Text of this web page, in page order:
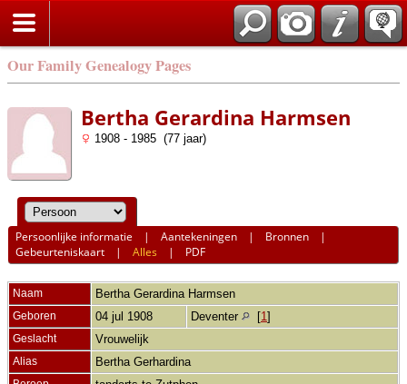
Our Family Genealogy Pages
Bertha Gerardina Harmsen
1908 - 1985 (77 jaar)
Persoonlijke informatie |Aantekeningen | Bronnen |
Gebeurteniskaart |Alles | PDF
Naam Bertha Gerardina Harmsen
Geboren 04 jul 1908 Deventer [1 ]
Geslacht Vrouwelijk
Alias Bertha Gerhardina